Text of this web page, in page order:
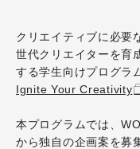
クリエイティブに必要
世代クリエイターを育
する学生向けプログラ
Ignite Your Creativity
本プログラムでは、
から独自の企画案を募